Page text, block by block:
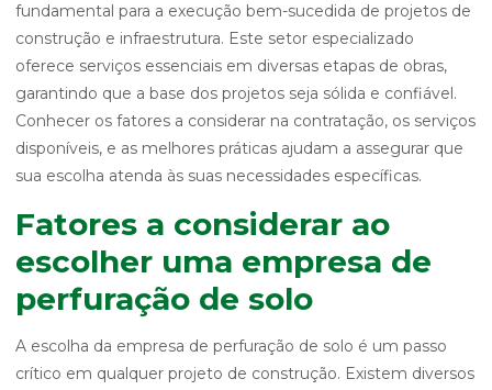
fundamental para a execução bem-sucedida de projetos de
construção e infraestrutura. Este setor especializado
oferece serviços essenciais em diversas etapas de obras,
garantindo que a base dos projetos seja sólida e confiável.
Conhecer os fatores a considerar na contratação, os serviços
disponíveis, e as melhores práticas ajudam a assegurar que
sua escolha atenda às suas necessidades específicas.
Fatores a considerar ao
escolher uma empresa de
perfuração de solo
A escolha da empresa de perfuração de solo é um passo
crítico em qualquer projeto de construção. Existem diversos